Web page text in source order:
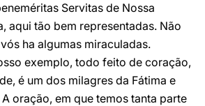
Servitas de Nossa
aqui tão bem representadas. Não
ha algumas miraculadas.
exemplo, todo feito de coração,
é um dos milagres da Fátima e
oração, em que temos tanta parte